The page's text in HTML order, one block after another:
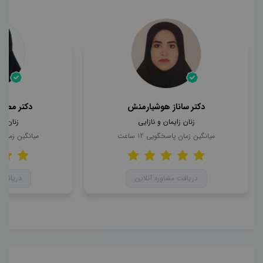
دکتر ساناز هوشیارمنش
زنان زایمان و نازایی
میانگین زمان پاسخگویی 12 ساعت
دریافت مشاوره آنلاین
دکتر
زنان
میانگین